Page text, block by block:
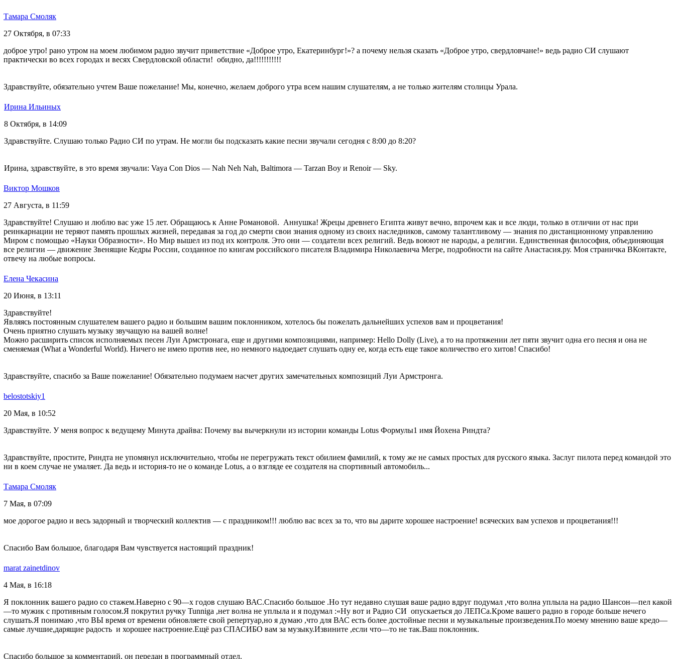
Тамара Смоляк
27 Октября, в 07:33
доброе утро! рано утром на моем любимом радио звучит приветствие «Доброе утро, Екатеринбург!»? а почему нельзя сказать «Доброе утро, свердловчане!» ведь радио СИ слушают
практически во всех городах и весях Свердловской области! обидно, да!!!!!!!!!!!
Здравствуйте, обязательно учтем Ваше пожелание! Мы, конечно, желаем доброго утра всем нашим слушателям, а не только жителям столицы Урала.
Ирина Ильиных
8 Октября, в 14:09
Здравствуйте. Слушаю только Радио СИ по утрам. Не могли бы подсказать какие песни звучали сегодня с 8:00 до 8:20?
Ирина, здравствуйте, в это время звучали: Vaya Con Dios — Nah Neh Nah, Baltimora — Tarzan Boy и Renoir — Sky.
Виктор Мошков
27 Августа, в 11:59
Здравствуйте! Слушаю и люблю вас уже 15 лет. Обращаюсь к Анне Романовой. Аннушка! Жрецы древнего Египта живут вечно, впрочем как и все люди, только в отличии от нас при
реинкарнации не теряют память прошлых жизней, передавая за год до смерти свои знания одному из своих наследников, самому талантливому — знания по дистанционному управлению
Миром с помощью «Науки Образности». Но Мир вышел из под их контроля. Это они — создатели всех религий. Ведь воюют не народы, а религии. Единственная философия, объединяющая
все религии — движение Звенящие Кедры России, созданное по книгам российского писателя Владимира Николаевича Мегре, подробности на сайте Анастасия.ру. Моя страничка ВКонтакте,
отвечу на любые вопросы.
Елена Чекасина
20 Июня, в 13:11
Здравствуйте!
Являясь постоянным слушателем вашего радио и большим вашим поклонником, хотелось бы пожелать дальнейших успехов вам и процветания!
Очень приятно слушать музыку звучащую на вашей волне!
Можно расширить список исполняемых песен Луи Армстронага, еще и другими композициями, например: Hello Dolly (Live), а то на протяжении лет пяти звучит одна его песня и она не
сменяемая (What a Wonderful World). Ничего не имею против нее, но немного надоедает слушать одну ее, когда есть еще такое количество его хитов! Спасибо!
Здравствуйте, спасибо за Ваше пожелание! Обязательно подумаем насчет других замечательных композиций Луи Армстронга.
belostotskiy1
20 Мая, в 10:52
Здравствуйте. У меня вопрос к ведущему Минута драйва: Почему вы вычеркнули из истории команды Lotus Формулы1 имя Йохена Риндта?
Здравствуйте, простите, Риндта не упомянул исключительно, чтобы не перегружать текст обилием фамилий, к тому же не самых простых для русского языка. Заслуг пилота перед командой это
ни в коем случае не умаляет. Да ведь и история-то не о команде Lotus, а о взгляде ее создателя на спортивный автомобиль...
Тамара Смоляк
7 Мая, в 07:09
мое дорогое радио и весь задорный и творческий коллектив — с праздником!!! люблю вас всех за то, что вы дарите хорошее настроение! всяческих вам успехов и процветания!!!
Спасибо Вам большое, благодаря Вам чувствуется настоящий праздник!
marat zainetdinov
4 Мая, в 16:18
Я поклонник вашего радио со стажем.Наверно с 90—х годов слушаю ВАС.Спасибо большое .Но тут недавно слушая ваше радио вдруг подумал ,что волна уплыла на радио Шансон—пел какой
—то мужик с противным голосом.Я покрутил ручку Tunnigа ,нет волна не уплыла и я подумал :«Ну вот и Радио СИ опускаеться до ЛЕПСа.Кроме вашего радио в городе больше нечего
слушать.Я понимаю ,что ВЫ время от времени обновляете свой репертуар,но я думаю ,что для ВАС есть более достойные песни и музыкальные произведения.По моему мнению ваше кредо—
самые лучшие,дарящие радость и хорошее настроение.Ещё раз СПАСИБО вам за музыку.Извините ,если что—то не так.Ваш поклонник.
Спасибо большое за комментарий, он передан в программный отдел.